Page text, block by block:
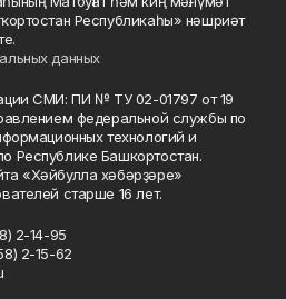
Республикаһы» нәшриәт
данных
СМИ: ПИ № ТУ 02-01797 от 19
федеральной службы по
технологий и
Республике Башкортостан.
«Хәйбулла хәбәрҙәре»
старше 16 лет.
2-14-95
2-15-62